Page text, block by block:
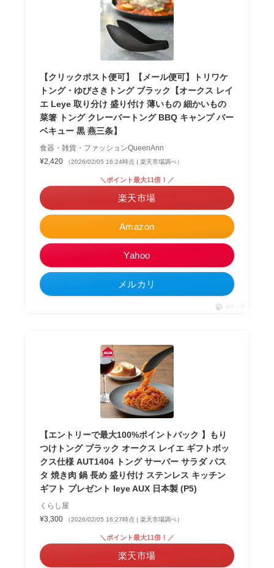
【クリックポスト便可】【メール便可】トリワケ
トング・ゆびさきトング ブラック【オークス レイ
エ Leye 取り分け 盛り付け 薄いもの 細かいもの
菜箸 トング クレーバートング BBQ キャンプ バー
ベキュー 黒 燕三条】
食器・雑貨・ファッションQueenAnn
¥2,420
（2026/02/05 16:24時点 | 楽天市場調べ）
Amazon
＼ポイント最大11倍！／
楽天市場
Yahoo
メルカリ
ポチップ
【エントリーで最大100%ポイントバック 】もり
つけトング ブラック オークス レイエ ギフトボッ
クス仕様 AUT1404 トング サーバー サラダ パス
タ 焼き肉 鍋 長め 盛り付け ステンレス キッチン
ギフト プレゼント leye AUX 日本製 (P5)
くらし屋
¥3,300
（2026/02/05 16:27時点 | 楽天市場調べ）
＼ポイント最大11倍！／
楽天市場